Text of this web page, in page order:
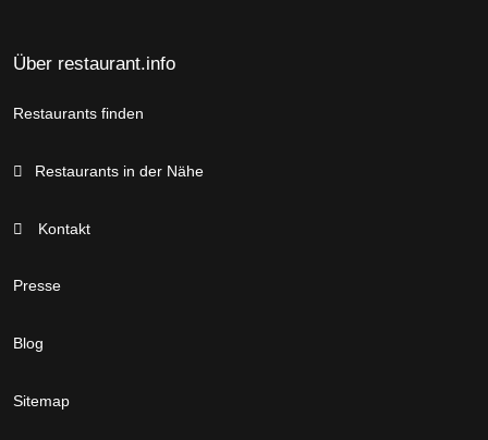
Über restaurant.info
Restaurants finden
Restaurants in der Nähe
Kontakt
Presse
Blog
Sitemap